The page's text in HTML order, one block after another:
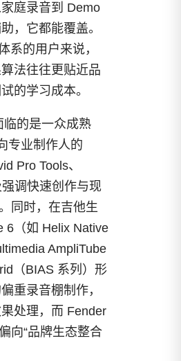
庭录音到 Demo
，它都能覆盖。
系的用户来说，
法往往更贴近品
的学习成本。
临的是一众成熟
专业制作人的
Pro Tools、
调快速创作与现
同时，在吉他生
6（如 Helix Native
AmpliTube
（BIAS 系列）形
重录音棚制作，
处理，而 Fender
向“品牌生态整合